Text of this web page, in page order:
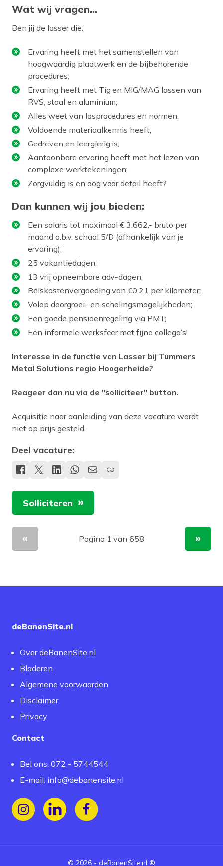
Wat wij vragen...
Ben jij de lasser die:
Ervaring heeft met het samenstellen van
hoogwaardig plaatwerk en de bijbehorende
procedures;
Ervaring heeft met Tig en MIG/MAG lassen van
RVS, staal en aluminium;
Alles weet van lasprocedures en normen;
Voldoende materiaalkennis heeft;
Gedreven en leergierig is;
Aantoonbare ervaring heeft met het lezen van
complexe werktekeningen;
Zorgvuldig is en oog voor detail heeft?
Dan kunnen wij jou bieden:
Een salaris tot maximaal € 3.662,- bruto per
maand o.b.v. schaal 5/D (afhankelijk van je
ervaring);
25 vakantiedagen;
13 vrij opneembare adv-dagen;
Reiskostenvergoeding van €0,21 per kilometer;
Volop doorgroei- en scholingsmogelijkheden;
Een goede pensioenregeling via PMT;
Een informele werksfeer met fijne collega’s!
Interesse in de functie van Lasser bij Tummers
Metal Solutions regio Hoogerheide?
Reageer dan nu via de "solliciteer" button.
Acquisitie naar aanleiding van deze vacature wordt
niet op prijs gesteld.
Deel vacature:
Solliciteren
Vorige pagina
Pagina 1 van 658
deBanenSite.nl
Over deBanenSite.nl
Bladeren
Algemene voorwaarden
Disclaimer
Privacy
Contact
Bel ons: 072 - 5744544
E-mail: info@debanensite.nl
© 2026 - deBanenSite.nl ®